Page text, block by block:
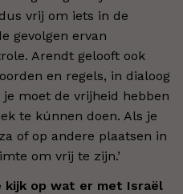
vrij om iets in de
gevolgen ervan
Arendt gelooft ook
en regels, in dialoog
moet de vrijheid hebben
te kúnnen doen. Als je
of op andere plaatsen in
om vrij te zijn.’
kijk op wat er met Israël